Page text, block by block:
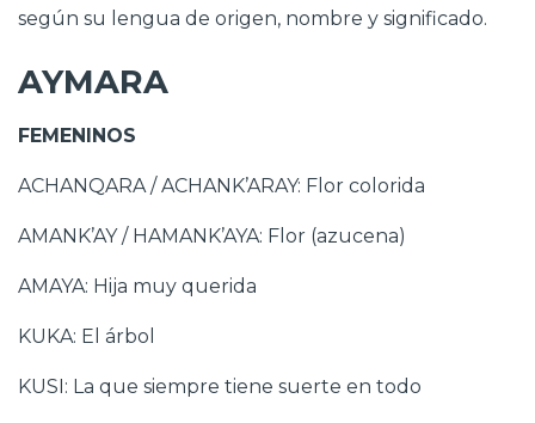
según su lengua de origen, nombre y significado.
AYMARA
FEMENINOS
ACHANQARA / ACHANK’ARAY: Flor colorida
AMANK’AY / HAMANK’AYA: Flor (azucena)
AMAYA: Hija muy querida
KUKA: El árbol
KUSI: La que siempre tiene suerte en todo